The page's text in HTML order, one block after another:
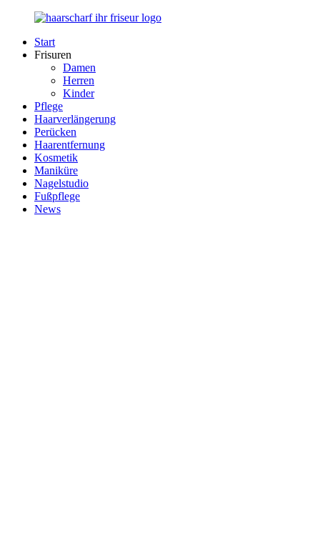
Zurück
Inhalt
Haarscharf
Händen
Start
Frisuren
Damen
Herren
Kinder
Pflege
Haarverlängerung
Perücken
Haarentfernung
Kosmetik
Maniküre
Nagelstudio
Fußpflege
News